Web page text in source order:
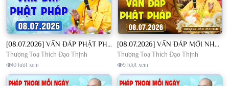
[08.07.2026] VẤN ĐÁP PHẬT PHÁP - Nghe Thầy giảng Pháp mỗi ngày CÔNG ĐỨC VÔ LƯỢNG│TT. Thích Đạo Thịnh
Thượng Toạ Thích Đạo Thịnh
10 lượt xem
[08.07.2026] VẤN ĐÁP MỚI NHẤT - Pháp Hội Địa Tạng Chùa Khai Nguyên | TT. Thích Đạo Thịnh
Thượng Toạ Thích Đạo Thịnh
9 lượt xem